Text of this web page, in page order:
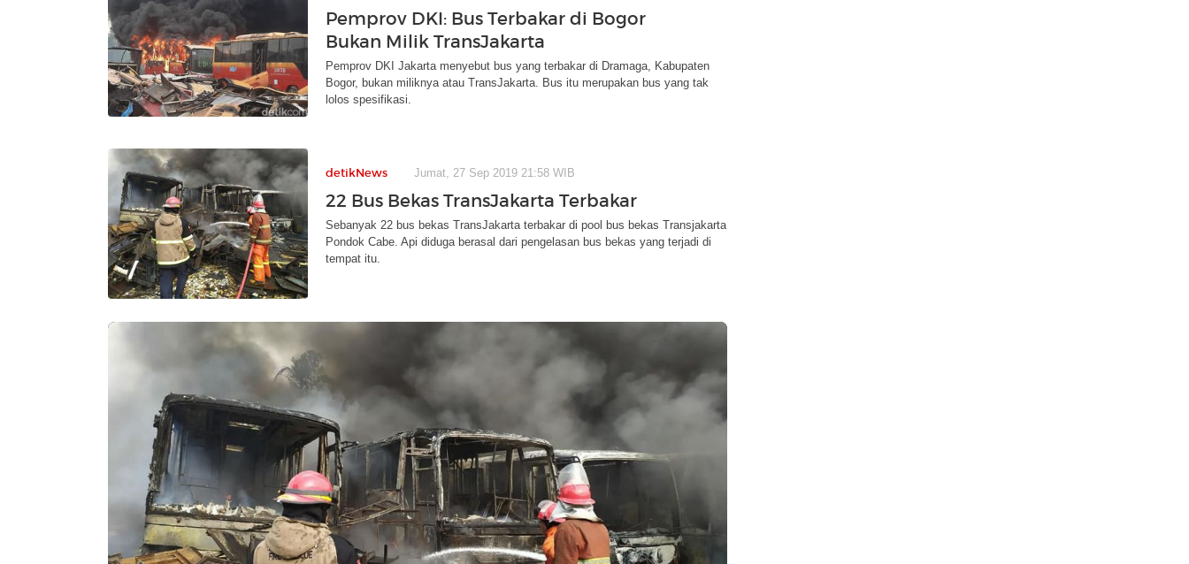
Pemprov DKI: Bus Terbakar di Bogor
Bukan Milik TransJakarta
Pemprov DKI Jakarta menyebut bus yang terbakar di Dramaga, Kabupaten
Bogor, bukan miliknya atau TransJakarta. Bus itu merupakan bus yang tak
lolos spesifikasi.
detikNews Jumat, 27 Sep 2019 21:58 WIB
22 Bus Bekas TransJakarta Terbakar
Sebanyak 22 bus bekas TransJakarta terbakar di pool bus bekas Transjakarta
Pondok Cabe. Api diduga berasal dari pengelasan bus bekas yang terjadi di
tempat itu.